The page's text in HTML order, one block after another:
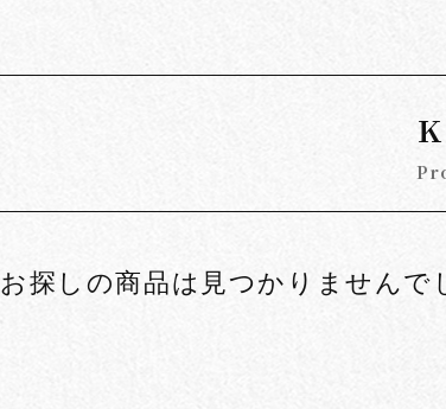
お探しの商品は見つかりませんで